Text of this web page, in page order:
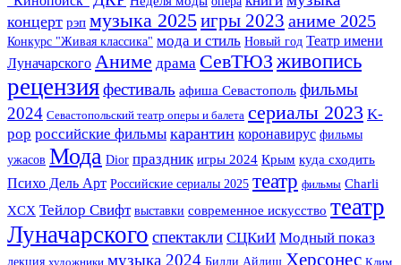
концерт рэп музыка 2025игры 2023 аниме 2025
Конкурс "Живая классика" мода и стиль Новый год Театр имени
Луначарского Аниме драма СевТЮЗ живопись
рецензияфестиваль афиша Севастополь фильмы
2024 Севастопольский театр оперы и балета сериалы 2023 K-
pop российские фильмы карантин коронавирус фильмы
ужасов Мода Dior праздник игры 2024 Крым куда сходить
Психо Дель Арт Российские сериалы 2025 театр фильмы Charli
XCX Тейлор Свифт выставки современное искусство театр
Луначарского спектакли СЦКиИ Модный показ
лекция художники музыка 2024 Билли Айлиш Херсонес Клим